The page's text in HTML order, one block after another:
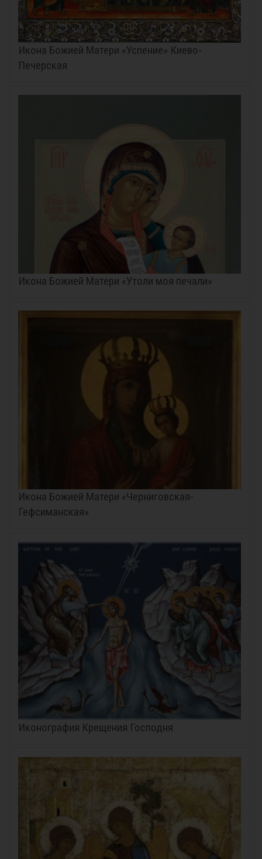
Икона Божией Матери «Успение» Киево-
Печерская
Икона Божией Матери «Утоли моя печали»
Икона Божией Матери «Черниговская-
Гефсиманская»
Иконография Крещения Господня